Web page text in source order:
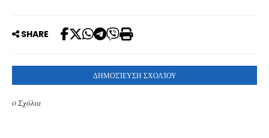
SHARE
ΔΗΜΟΣΊΕΥΣΗ ΣΧΟΛΊΟΥ
0 Σχόλια